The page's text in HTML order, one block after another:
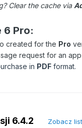
Clear the cache via
6 Pro:
created for the Pro
request for an
in PDF format.
6.4.2 Zobacz